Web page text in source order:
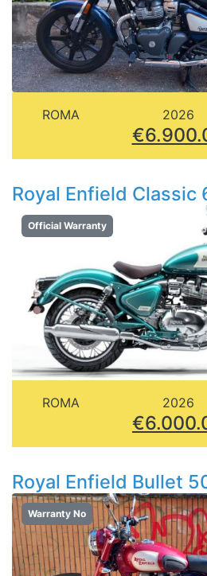
ROMA 2026
Royal Enfield Classic
Official Warranty
ROMA 2026
Royal Enfield Bullet
Warranty No